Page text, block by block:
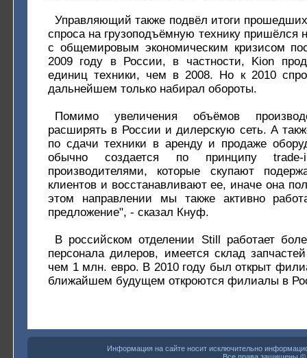
Управляющий также подвёл итоги прошедших
спроса на грузоподъёмную технику пришёлся
с общемировым экономическим кризисом
2009 году в России, в частности, Kion
единиц техники, чем в 2008. Но к 2010
дальнейшем только набирал обороты.
Помимо увеличения объёмов
расширять в России и дилерскую сеть. А
по сдачи техники в аренду и продаже
обычно создается по принципу
производителями, которые скупают
клиентов и восстанавливают ее, иначе она
этом направлении мы также активно
предложение", - сказал Кнуф.
В российском отделении Still работает
персонала дилеров, имеется склад
чем 1 млн. евро. В 2010 году был открыт
ближайшем будущем откроются филиалы в
Информация на сайте носит исключительно